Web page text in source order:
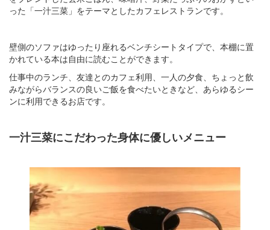
った「一汁三菜」をテーマとしたカフェレストランです。
壁側のソファはゆったり座れるベンチシートタイプで、本棚に置
かれている本は自由に読むことができます。
仕事中のランチ、友達とのカフェ利用、一人の夕食、ちょっと飲
みながらバランスの良いご飯を食べたいときなど、あらゆるシー
ンに利用できるお店です。
一汁三菜にこだわった身体に優しいメニュー